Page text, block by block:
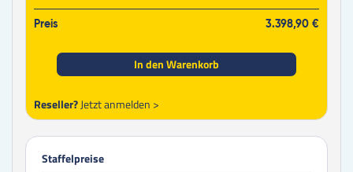
Preis 3.398,90 €
In den Warenkorb
Reseller?Jetzt anmelden >
Staffelpreise